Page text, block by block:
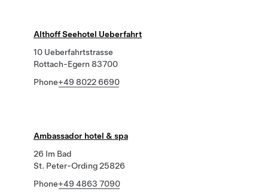
Althoff Seehotel Ueberfahrt
10 Ueberfahrtstrasse
Rottach-Egern 83700
Phone+49 8022 6690
Ambassador hotel & spa
26 Im Bad
St. Peter-Ording 25826
Phone+49 4863 7090